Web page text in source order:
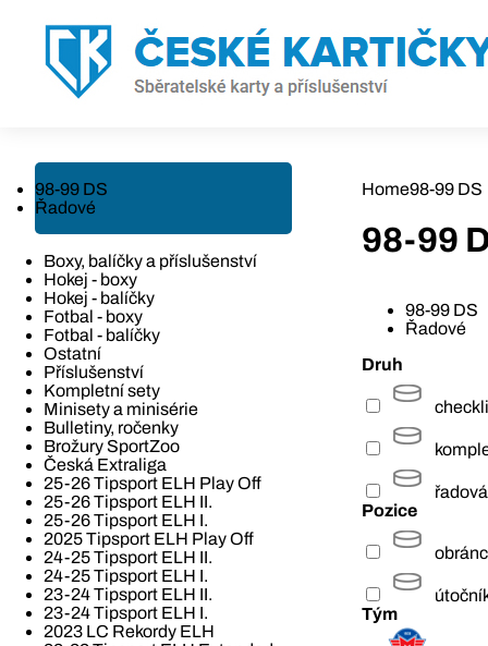
98-99 DS
Řadové
Boxy, balíčky a příslušenství
Hokej - boxy
Hokej - balíčky
Fotbal - boxy
Fotbal - balíčky
Ostatní
Příslušenství
Kompletní sety
Minisety a minisérie
Bulletiny, ročenky
Brožury SportZoo
Česká Extraliga
25-26 Tipsport ELH Play Off
25-26 Tipsport ELH II.
25-26 Tipsport ELH I.
2025 Tipsport ELH Play Off
24-25 Tipsport ELH II.
24-25 Tipsport ELH I.
23-24 Tipsport ELH II.
23-24 Tipsport ELH I.
2023 LC Rekordy ELH
Home98-99 DS
98-99
98-99 DS
Řadové
Druh
řadová
Pozice
Tým